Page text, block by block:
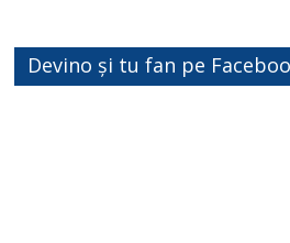
Devino și tu fan pe